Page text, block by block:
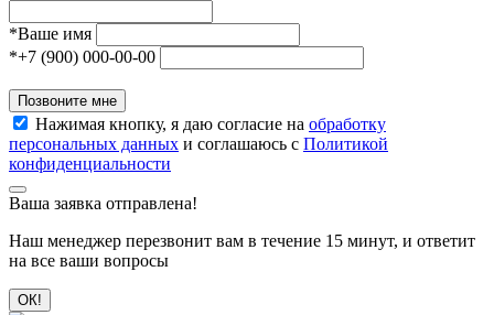
*Ваше имя
*+7 (900) 000-00-00
Позвоните мне
Нажимая кнопку, я даю согласие на обработку
персональных данных и соглашаюсь с Политикой
конфиденциальности
Ваша заявка отправлена!
Наш менеджер перезвонит вам в течение 15 минут, и ответит
на все ваши вопросы
ОК!